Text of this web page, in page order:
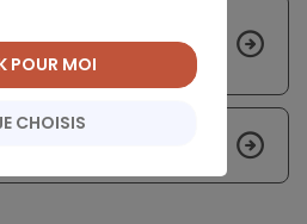
: comparatif et tarifs
conducteur
CHOISIS
POUR MOI